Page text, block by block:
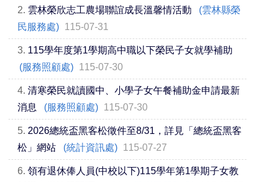
2. 雲林榮欣志工農場聯誼成長溫馨情活動
(雲林縣榮
民服務處) 115-07-31
3. 115學年度第1學期高中職以下榮民子女就學補助
(服務照顧處) 115-07-30
4. 清寒榮民就讀國中、小學子女午餐補助金申請最新
消息
(服務照顧處) 115-07-30
5. 2026總統盃黑客松徵件至8/31，詳見「總統盃黑客
松」網站
(統計資訊處) 115-07-27
6. 領有退休俸人員(中校以下)115學年第1學期子女教